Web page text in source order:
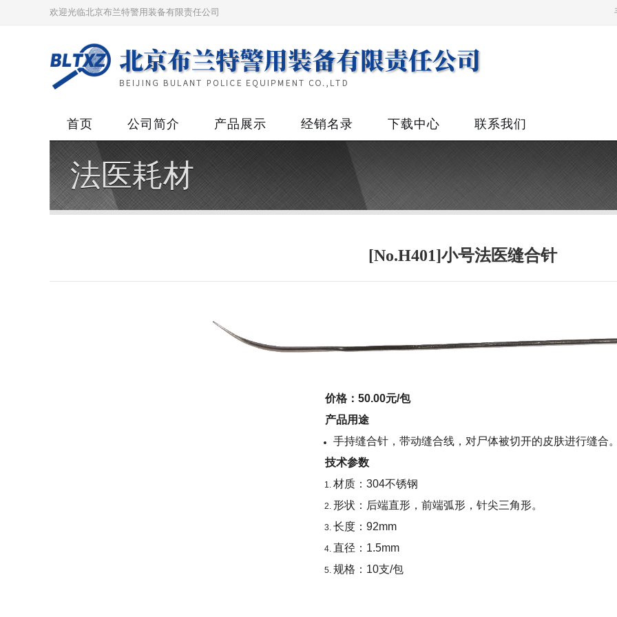
欢迎光临北京布兰特警用装备有限责任公司
首页 公司简介 产品展示 经销名录 下载中心 联系我们
法医耗材
[No.H401]小号法医缝合针
价格：50.00元/包
产品用途
手持缝合针，带动缝合线，对尸体被切开的皮肤进行缝合
技术参数
材质：304不锈钢
形状：后端直形，前端弧形，针尖三角形。
长度：92mm
直径：1.5mm
规格：10支/包